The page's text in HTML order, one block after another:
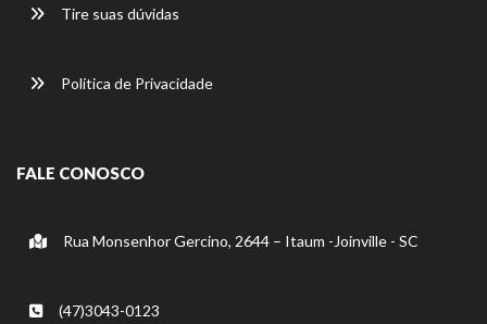
Tire suas dúvidas
Política de Privacidade
FALE CONOSCO
Rua Monsenhor Gercino, 2644 – Itaum -Joinville - SC
(47)3043-0123